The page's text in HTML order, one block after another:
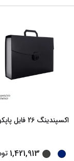
اکسپندینگ 26 فایل پاپکو
1,421,913